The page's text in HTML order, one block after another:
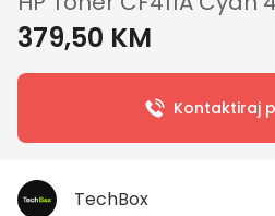
379,50 KM
Kontaktiraj
TechBox